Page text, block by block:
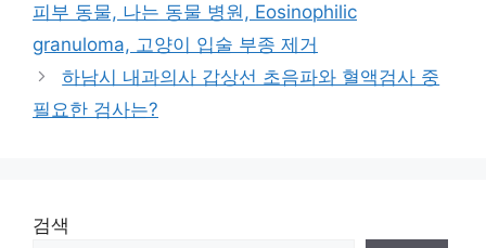
피부 동물, 나는 동물 병원, Eosinophilic
granuloma, 고양이 입술 부종 제거
하남시 내과의사 갑상선 초음파와 혈액검사 중
필요한 검사는?
검색